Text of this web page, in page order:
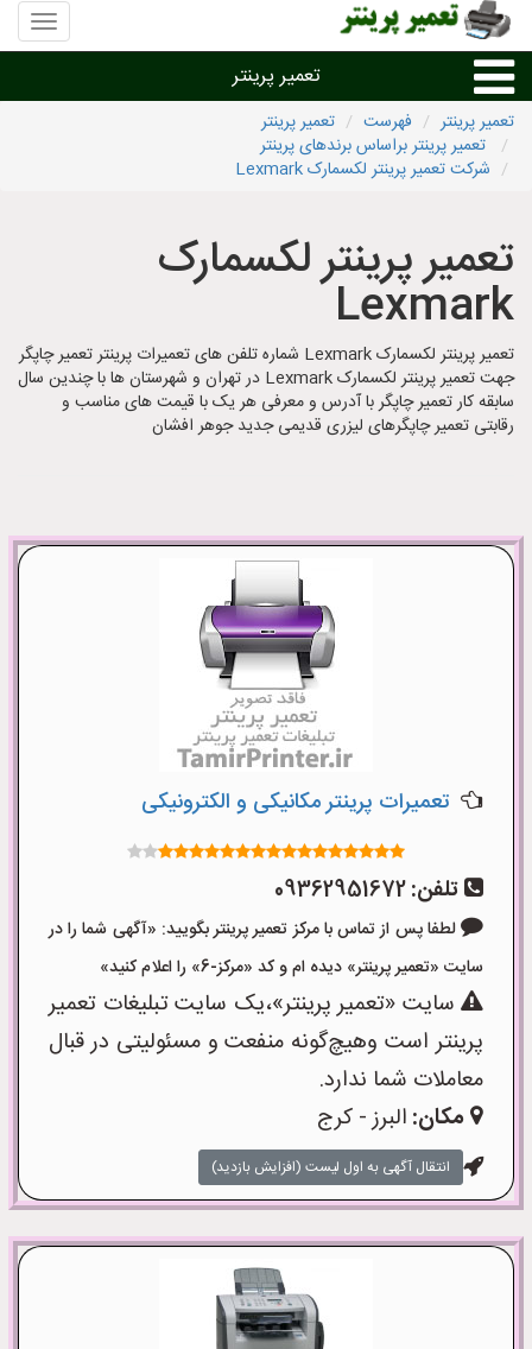
منوی
سایت
پرینتر
تعمیر پرینتر
تعمیر براساس نوع پرینتر
تعمیر پرینتر در شهرها
تعمیر پرینتر فهرست
تعمیر پرینتر
تعمیر پرینتر براساس برندهای پرینتر
شرکت تعمیر پرینتر لکسمارک Lexmark
تعمیر پرینتر لکسمارک
Lexmark
تعمیر پرینتر لکسمارک Lexmark شماره تلفن های تعمیرات پرینتر تعمیر چاپگر
جهت تعمیر پرینتر لکسمارک Lexmark در تهران و شهرستان ها با چندین سال
سابقه کار تعمیر چاپگر با آدرس و معرفی هر یک با قیمت های مناسب و
رقابتی تعمیر چاپگرهای لیزری قدیمی جدید جوهر افشان
تعمیرات پرینتر مکانیکی و الکترونیکی
تلفن:09362951672
لطفا پس از تماس با مرکز تعمیر پرینتر بگویید: «آگهی شما را در
سایت «تعمیر پرینتر» دیده ام و کد «مرکز-6» را اعلام کنید»
سایت «تعمیر پرینتر»،یک سایت تبلیغات تعمیر
پرینتر است وهیچ‌گونه منفعت و مسئولیتی در قبال
معاملات شما ندارد.
مکان: البرز - کرج
انتقال آگهی به اول لیست (افزایش بازدید)